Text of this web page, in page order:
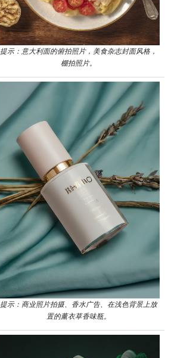
提示：意大利面的俯拍照片，美食杂志封面风格，
棚拍照片。
提示：商业照片拍摄、香水广告、在浅色背景上放
置的薰衣草香味瓶。